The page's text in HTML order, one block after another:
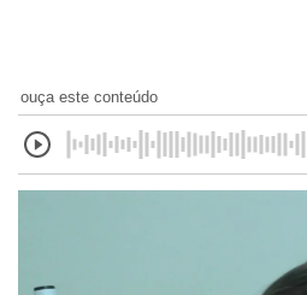
ouça este conteúdo